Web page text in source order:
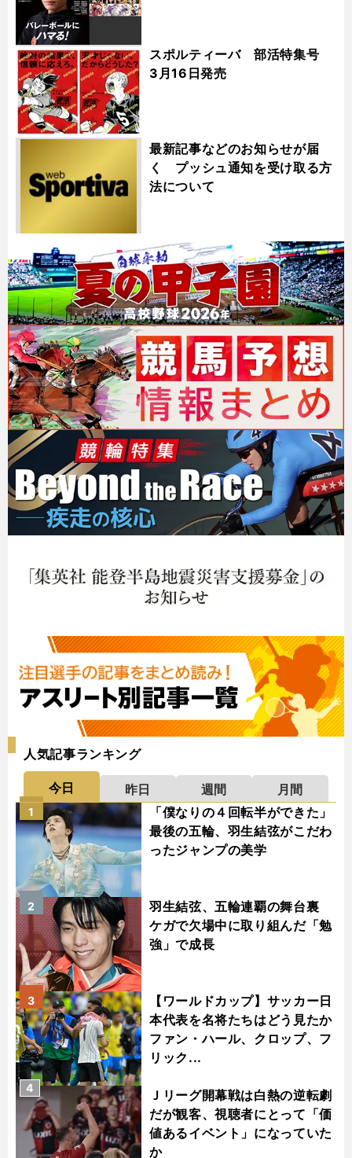
スポルティーバ 部活特集号
3月16日発売
最新記事などのお知らせが届
く プッシュ通知を受け取る方
法について
人気記事ランキング
今日 昨日 週間
月間
「僕なりの４回転半ができた」
最後の五輪、羽生結弦がこだわ
ったジャンプの美学
1
羽生結弦、五輪連覇の舞台裏
ケガで欠場中に取り組んだ「勉
強」で成長
2
【ワールドカップ】サッカー日
本代表を名将たちはどう見たか
ファン・ハール、クロップ、フ
リック...
3
Ｊリーグ開幕戦は白熱の逆転劇
だが観客、視聴者にとって「価
値あるイベント」になっていた
か
4